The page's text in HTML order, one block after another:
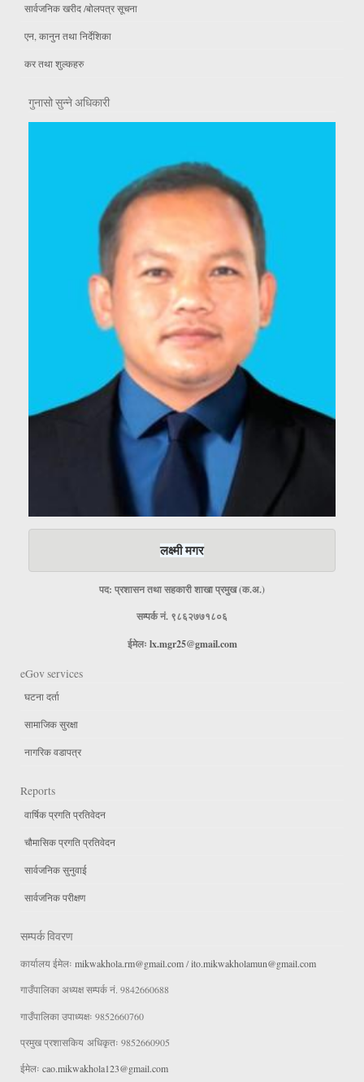
सार्वजनिक खरीद /बोलपत्र सूचना
एन, कानुन तथा निर्देशिका
कर तथा शुल्कहरु
गुनासो सुन्ने अधिकारी
लक्ष्मी मगर
पद: प्रशासन तथा सहकारी शाखा प्रमुख (क.अ.)
सम्पर्क नं. ९८६२७७१८०६
ईमेलः lx.mgr25@gmail.com
eGov services
घटना दर्ता
सामाजिक सुरक्षा
नागरिक वडापत्र
Reports
वार्षिक प्रगति प्रतिवेदन
चौमासिक प्रगति प्रतिवेदन
सार्वजनिक सुनुवाई
सार्वजनिक परीक्षण
सम्पर्क विवरण
कार्यालय ईमेलः mikwakhola.rm@gmail.com/ito.mikwakholamun@gmail.com
गाउँपालिका अध्यक्ष सम्पर्क नं. 9842660688
गाउँपालिका उपाध्यक्षः 9852660760
प्रमुख प्रशासकिय अधिकृतः 9852660905
ईमेलः cao.mikwakhola123@gmail.com